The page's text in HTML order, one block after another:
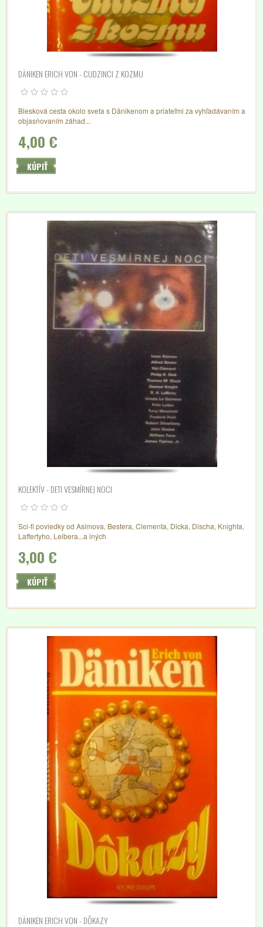
DÄNIKEN ERICH VON - CUDZINCI Z KOZMU
Blesková cesta okolo sveta s Dänikenom a priateľmi za vyhľadávaním a
objasňovaním záhad...
4,00 €
KÚPIŤ
KOLEKTÍV - DETI VESMÍRNEJ NOCI
Sci-fi poviedky od Asimova, Bestera, Clementa, Dicka, Discha, Knighta,
Laffertyho, Leibera...a iných
3,00 €
KÚPIŤ
DÄNIKEN ERICH VON - DÔKAZY